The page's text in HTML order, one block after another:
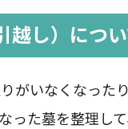
越し）につ
がいなくなった
った墓を整理し